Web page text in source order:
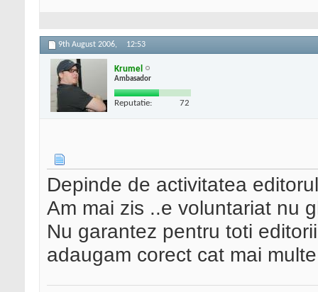
9th August 2006, 12:53
Krumel
Ambasador
Reputatie: 72
Depinde de activitatea
Am mai zis ..e voluntariat nu
Nu garantez pentru toti
adaugam corect cat mai